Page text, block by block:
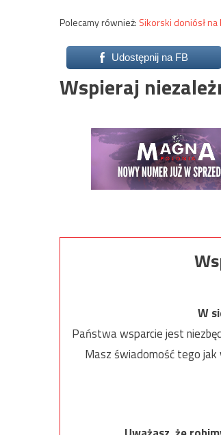
Polecamy również: Sikorski doniósł
Udostępnij na FB
Wspieraj
W
Państwa wsparcie jest
Masz świadomość tego